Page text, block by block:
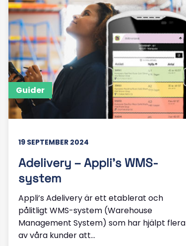
Guider
19 SEPTEMBER 2024
Adelivery – Appli’s WMS-
system
Appli’s Adelivery är ett etablerat och
pålitligt WMS-system (Warehouse
Management System) som har hjälpt flera
av våra kunder att...